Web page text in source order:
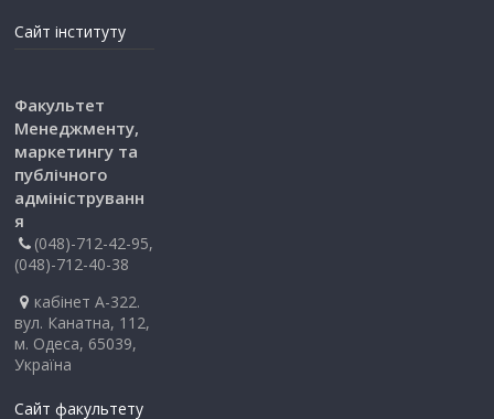
Сайт інституту
Факультет
Менеджменту,
маркетингу та
публічного
адмініструванн
я
(048)-712-42-95,
(048)-712-40-38
кабінет А-322.
вул. Канатна, 112,
м. Одеса, 65039,
Україна
Сайт факультету